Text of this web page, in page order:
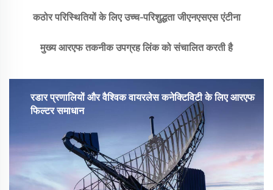
कठोर परिस्थितियों के लिए उच्च-परिशुद्धता जीएनएसएस एंटीना
मुख्य आरएफ तकनीक उपग्रह लिंक को संचालित करती है
रडार प्रणालियों और वैश्विक वायरलेस कनेक्टिविटी के लिए आरएफ
फिल्टर समाधान